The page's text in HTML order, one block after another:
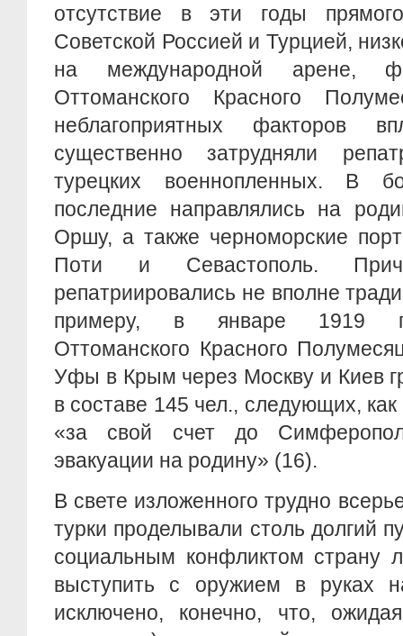
отсутствие в эти годы
Советской Россией и Турцией,
на международной арене,
Оттоманского Красного
неблагоприятных факторов
существенно затрудняли
турецких военнопленных. В
последние направлялись на
Оршу, а также черноморские
Поти и Севастополь.
репатриировались не вполне
примеру, в январе 1919 г.
Оттоманского Красного
Уфы в Крым через Москву и Киев
в составе 145 чел., следующих,
«за свой счет до
эвакуации на родину» (16).
В свете изложенного трудно
турки проделывали столь долгий
социальным конфликтом страну
выступить с оружием в руках
исключено, конечно, что,